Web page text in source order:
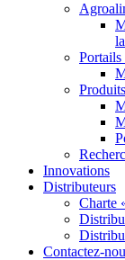
Portails
Innovations
Distributeurs
Charte
Contactez-